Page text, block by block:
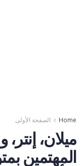
Home الصفحة الأولى
ميلان،
المهتمين